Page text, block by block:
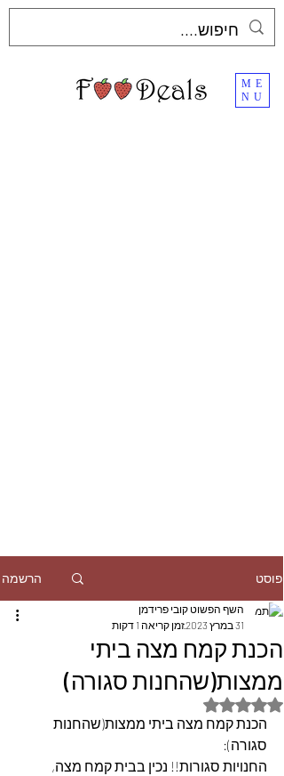
ME
NU
פוסט הרשמה
הכנת קמח מצה ביתי
ממצות(שהחנות סגורה)
השף הפשוט קובי פרידמן
31 במרץ 2023
זמן קריאה 1 דקות
דירוג של NaN מתוך 5 כוכבים
הכנת קמח מצה ביתי ממצות(שהחנות
סגורה):
החנויות סגורות!! נכין בבית קמח מצה,